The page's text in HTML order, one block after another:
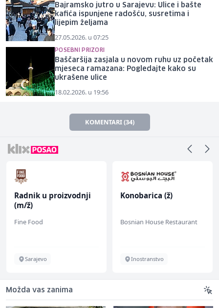
Bajramsko jutro u Sarajevu: Ulice i bašte
kafića ispunjene radošću, susretima i
lijepim željama
27.05.2026. u 07:25
POSEBNI PRIZORI
Baščaršija zasjala u novom ruhu uz početak
mjeseca ramazana: Pogledajte kako su
ukrašene ulice
18.02.2026. u 19:56
KOMENTARI (34)
Radnik u proizvodnji
(m/ž)
Fine Food
Sarajevo
Konobarica (ž)
Bosnian House Restaurant
Inostranstvo
Možda vas zanima